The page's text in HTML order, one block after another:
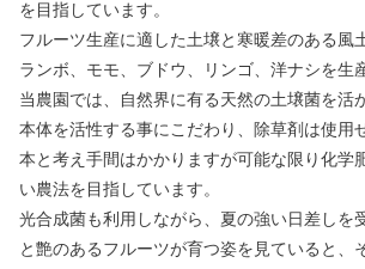
を目指しています。
フルーツ生産に適した土壌と寒暖差のある風
ランボ、モモ、ブドウ、リンゴ、洋ナシを生
当農園では、自然界に有る天然の土壌菌を活
本体を活性する事にこだわり、除草剤は使用
本と考え手間はかかりますが可能な限り化学
い農法を目指しています。
光合成菌も利用しながら、夏の強い日差しを
と艶のあるフルーツが育つ姿を見ていると、